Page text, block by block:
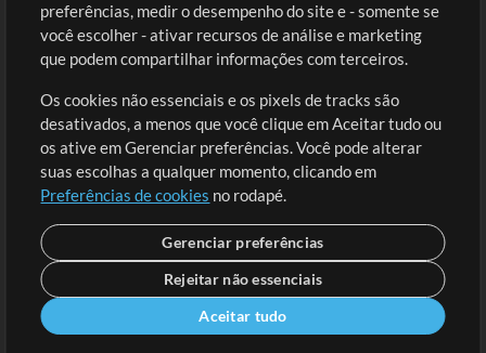
Conteúdo Grátis
Solicite uma Música
Extras
Sessões
Envie seu conteúdo
Playlist
MT Conference
Cadastre-se
Ir ao carrinho
preferências, medir o desempenho do site e - somente se
você escolher - ativar recursos de análise e marketing
que podem compartilhar informações com terceiros.
Os cookies não essenciais e os pixels de tracks são
desativados, a menos que você clique em Aceitar tudo ou
os ative em Gerenciar preferências. Você pode alterar
suas escolhas a qualquer momento, clicando em
Preferências de cookies no rodapé.
Gerenciar preferências
Rejeitar não essenciais
Aceitar tudo